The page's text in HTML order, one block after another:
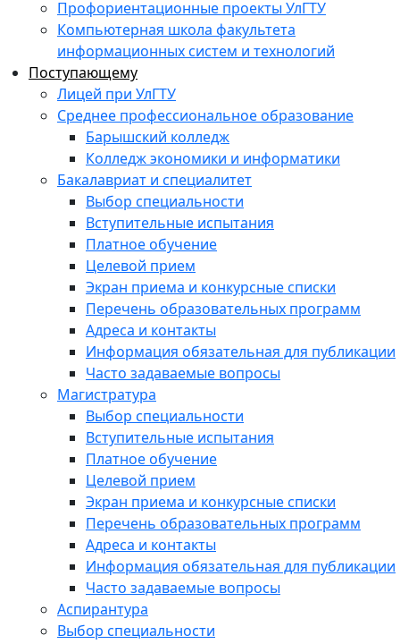
Профориентационные проекты УлГТУ
Компьютерная школа факультета
информационных систем и технологий
Поступающему
Лицей при УлГТУ
Среднее профессиональное образование
Барышский колледж
Колледж экономики и информатики
Бакалавриат и специалитет
Выбор специальности
Вступительные испытания
Платное обучение
Целевой прием
Экран приема и конкурсные списки
Перечень образовательных программ
Адреса и контакты
Информация обязательная для публикации
Часто задаваемые вопросы
Магистратура
Выбор специальности
Вступительные испытания
Платное обучение
Целевой прием
Экран приема и конкурсные списки
Перечень образовательных программ
Адреса и контакты
Информация обязательная для публикации
Часто задаваемые вопросы
Аспирантура
Выбор специальности